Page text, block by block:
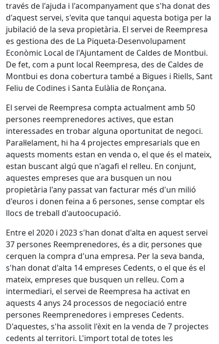
través de l'ajuda i l'acompanyament que s'ha donat des
d'aquest servei, s'evita que tanqui aquesta botiga per la
jubilació de la seva propietària. El servei de Reempresa
es gestiona des de La Piqueta-Desenvolupament
Econòmic Local de l'Ajuntament de Caldes de Montbui.
De fet, com a punt local Reempresa, des de Caldes de
Montbui es dona cobertura també a Bigues i Riells, Sant
Feliu de Codines i Santa Eulàlia de Ronçana.
El servei de Reempresa compta actualment amb 50
persones reemprenedores actives, que estan
interessades en trobar alguna oportunitat de negoci.
Paral·lelament, hi ha 4 projectes empresarials que en
aquests moments estan en venda o, el que és el mateix,
estan buscant algú que n'agafi el relleu. En conjunt,
aquestes empreses que ara busquen un nou
propietària l'any passat van facturar més d'un milió
d'euros i donen feina a 6 persones, sense comptar els
llocs de treball d'autoocupació.
Entre el 2020 i 2023 s'han donat d'alta en aquest servei
37 persones Reemprenedores, és a dir, persones que
cerquen la compra d'una empresa. Per la seva banda,
s'han donat d'alta 14 empreses Cedents, o el que és el
mateix, empreses que busquen un relleu. Com a
intermediari, el servei de Reempresa ha activat en
aquests 4 anys 24 processos de negociació entre
persones Reemprenedores i empreses Cedents.
D'aquestes, s'ha assolit l'èxit en la venda de 7 projectes
cedents al territori. L'import total de totes les